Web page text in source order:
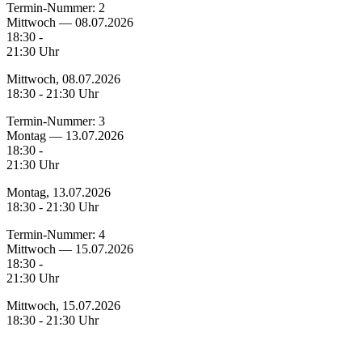
Termin-Nummer: 2
Mittwoch — 08.07.2026
18:30 -
21:30 Uhr
Mittwoch, 08.07.2026
18:30 - 21:30 Uhr
Termin-Nummer: 3
Montag — 13.07.2026
18:30 -
21:30 Uhr
Montag, 13.07.2026
18:30 - 21:30 Uhr
Termin-Nummer: 4
Mittwoch — 15.07.2026
18:30 -
21:30 Uhr
Mittwoch, 15.07.2026
18:30 - 21:30 Uhr